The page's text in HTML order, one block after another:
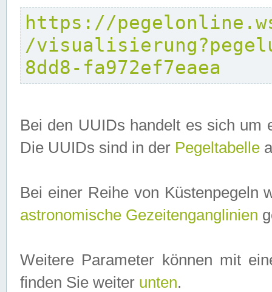
https://
/
8dd8-fa972ef7eaea
Bei den UUIDs handelt es sich um
Die UUIDs sind in der Pegeltabelle
Bei einer Reihe von Küstenpegeln
astronomische Gezeitenganglinien
Weitere Parameter können mit
finden Sie weiter unten.